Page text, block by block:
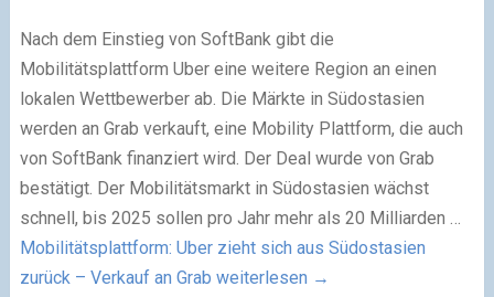
Nach dem Einstieg von SoftBank gibt die
Mobilitätsplattform Uber eine weitere Region an einen
lokalen Wettbewerber ab. Die Märkte in Südostasien
werden an Grab verkauft, eine Mobility Plattform, die auch
von SoftBank finanziert wird. Der Deal wurde von Grab
bestätigt. Der Mobilitätsmarkt in Südostasien wächst
schnell, bis 2025 sollen pro Jahr mehr als 20 Milliarden …
Mobilitätsplattform: Uber zieht sich aus Südostasien
zurück – Verkauf an Grab weiterlesen →